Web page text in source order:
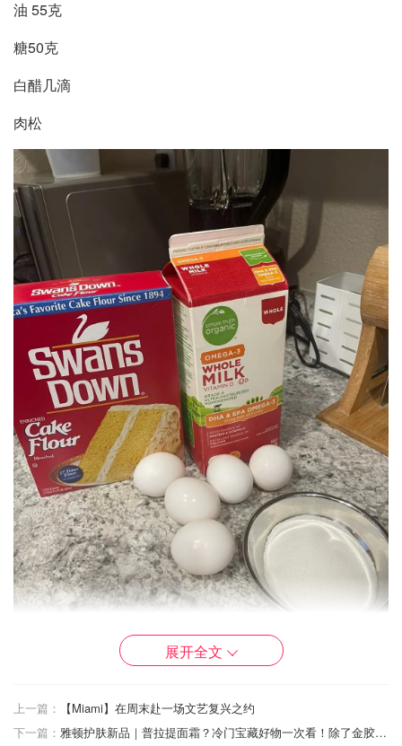
油 55克
糖50克
白醋几滴
肉松
展开全文
上一篇：
【Miami】在周末赴一场文艺复兴之约
下一篇：
雅顿护肤新品｜普拉提面霜？冷门宝藏好物一次看！除了金胶、橘灿这些也值得收！